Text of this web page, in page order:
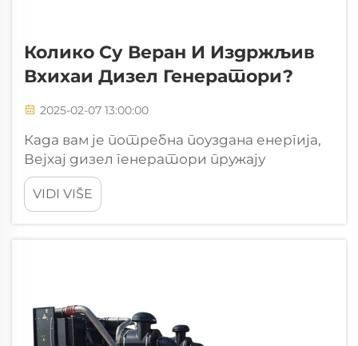
Колико Су Веран И Издржљив
Вхихаи Дизел Генератори?
2025-02-07 13:00:00
Када вам је потребна поуздана енергија,
Вејхај дизел генератори пружају
доследну перформансу. Њихова напредна
инжењерска опрема осигурава поуздано
функционисање у критичним
VIDI VIŠE